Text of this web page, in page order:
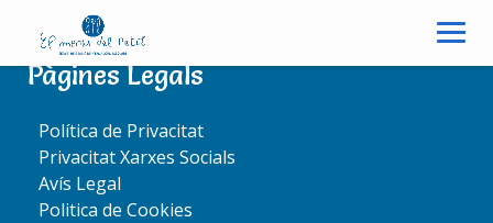
i
DESCOBERTA DELS
FORMATGES
Pàgines Legals
Política de Privacitat
Privacitat Xarxes Socials
Avís Legal
Politica de Cookies